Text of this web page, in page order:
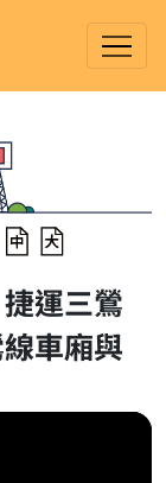
運三鶯
車廂與